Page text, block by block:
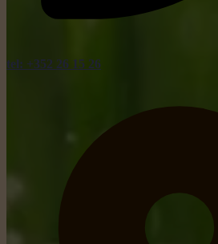
tel: +352 26 15 26